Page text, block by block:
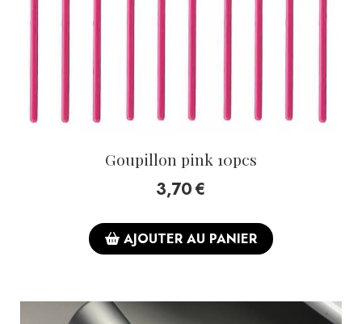
Goupillon pink 10pcs
3,70€
AJOUTER AU PANIER